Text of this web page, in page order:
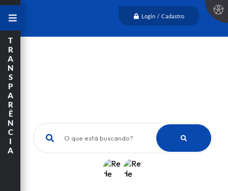
Login / Cadastro
O que está buscando?
T
R
A
N
S
P
A
R
Ê
N
C
I
A